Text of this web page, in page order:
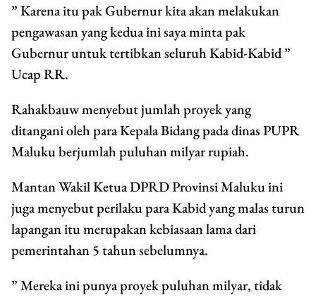
” Karena itu pak Gubernur kita akan melakukan
pengawasan yang kedua ini saya minta pak
Gubernur untuk tertibkan seluruh Kabid-Kabid ”
Ucap RR.
Rahakbauw menyebut jumlah proyek yang
ditangani oleh para Kepala Bidang pada dinas PUPR
Maluku berjumlah puluhan milyar rupiah.
Mantan Wakil Ketua DPRD Provinsi Maluku ini
juga menyebut perilaku para Kabid yang malas turun
lapangan itu merupakan kebiasaan lama dari
pemerintahan 5 tahun sebelumnya.
” Mereka ini punya proyek puluhan milyar, tidak